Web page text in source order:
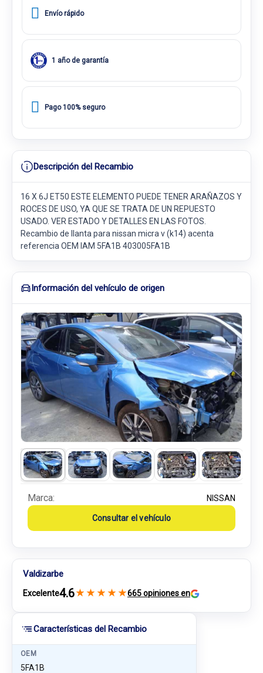
Características del Recambio
OEM
5FA1B
Envío rápido
1 año de garantía
Pago 100% seguro
Descripción del Recambio
16 X 6J ET50 ESTE ELEMENTO PUEDE TENER ARAÑAZOS Y
ROCES DE USO, YA QUE SE TRATA DE UN REPUESTO
USADO. VER ESTADO Y DETALLES EN LAS FOTOS.
Recambio de llanta para nissan micra v (k14) acenta
referencia OEM IAM 5FA1B 403005FA1B
Información del vehículo de origen
Marca: NISSAN
Consultar el vehículo
Valdizarbe
Excelente4.6★ ★ ★ ★ ★665 opiniones en